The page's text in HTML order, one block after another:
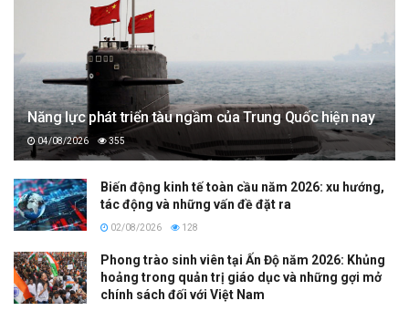
Năng lực phát triển tàu ngầm của Trung Quốc hiện nay
04/08/2026 355
Biến động kinh tế toàn cầu năm 2026: xu hướng,
tác động và những vấn đề đặt ra
02/08/2026 128
Phong trào sinh viên tại Ấn Độ năm 2026: Khủng
hoảng trong quản trị giáo dục và những gợi mở
chính sách đối với Việt Nam